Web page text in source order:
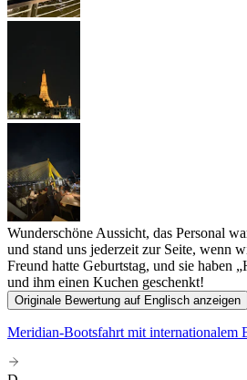
Wunderschöne Aussicht, das Personal
und stand uns jederzeit zur Seite, wenn
Freund hatte Geburtstag, und sie haben
und ihm einen Kuchen geschenkt!
Originale Bewertung auf Englisch anzeigen
Meridian-Bootsfahrt mit internationalem